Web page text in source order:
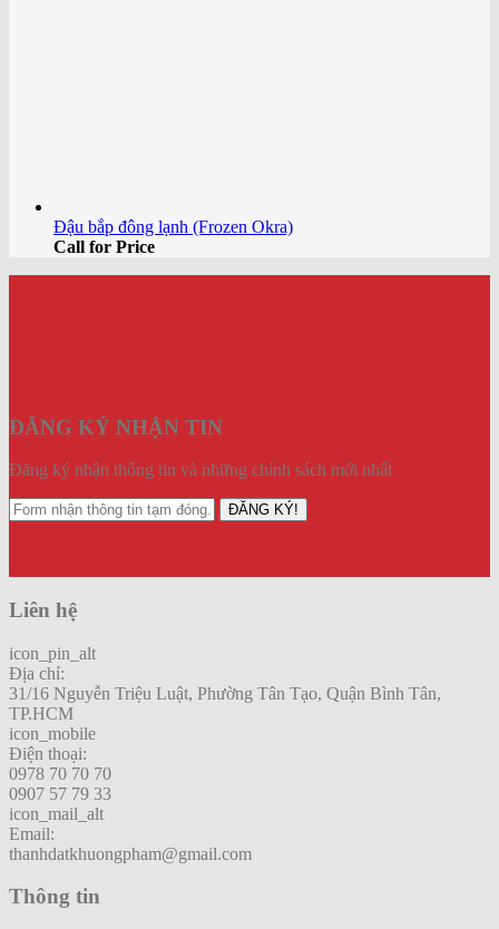
Đậu bắp đông lạnh (Frozen Okra)
Call for Price
ĐĂNG KÝ NHẬN TIN
Đăng ký nhận thông tin và những chính sách mới nhất
ĐĂNG KÝ!
Liên hệ
icon_pin_alt
Địa chỉ:
31/16 Nguyễn Triệu Luật, Phường Tân Tạo, Quận Bình Tân,
TP.HCM
icon_mobile
Điện thoại:
0978 70 70 70
0907 57 79 33
icon_mail_alt
Email:
thanhdatkhuongpham@gmail.com
Thông tin